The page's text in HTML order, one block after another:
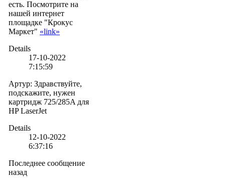
есть. Посмотрите на
нашей интернет
площадке "Крокус
Маркет" «link»
Details
17-10-2022
7:15:59
Артур: Здравствуйте,
подскажите, нужен
картридж 725/285A для
HP LaserJet
Details
12-10-2022
6:37:16
Последнее сообщение
назад